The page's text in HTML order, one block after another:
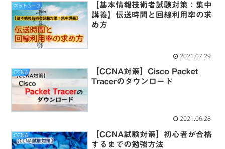
ネットワーク
【基本情報技術者試験対策：集中
講義】伝送時間と回線利用率の求
め方
2021.07.29
CCNA
【CCNA対策】Cisco Packet
Tracerのダウンロード
2021.06.28
CCNA
【CCNA試験対策】初心者が合格
するまでの勉強方法